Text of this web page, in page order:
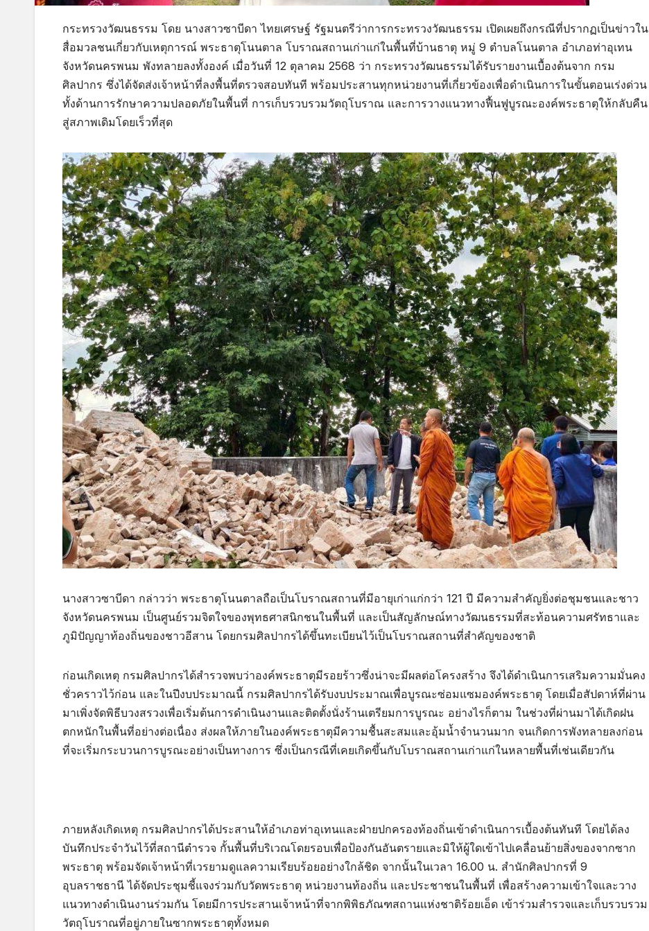
กระทรวงวัฒนธรรม โดย นางสาวซาบีดา ไทยเศรษฐ์ รัฐมนตรีว่าการกระทรวงวัฒนธรรม เปิดเผยถึงกรณีที่ปรากฏเป็นข่าวใน
สื่อมวลชนเกี่ยวกับเหตุการณ์ พระธาตุโนนตาล โบราณสถานเก่าแก่ในพื้นที่บ้านธาตุ หมู่ 9 ตำบลโนนตาล อำเภอท่าอุเทน
จังหวัดนครพนม พังทลายลงทั้งองค์ เมื่อวันที่ 12 ตุลาคม 2568 ว่า กระทรวงวัฒนธรรมได้รับรายงานเบื้องต้นจาก กรม
ศิลปากร ซึ่งได้จัดส่งเจ้าหน้าที่ลงพื้นที่ตรวจสอบทันที พร้อมประสานทุกหน่วยงานที่เกี่ยวข้องเพื่อดำเนินการในขั้นตอนเร่งด่วน
ทั้งด้านการรักษาความปลอดภัยในพื้นที่ การเก็บรวบรวมวัตถุโบราณ และการวางแนวทางฟื้นฟูบูรณะองค์พระธาตุให้กลับคืน
สู่สภาพเดิมโดยเร็วที่สุด
นางสาวซาบีดา กล่าวว่า พระธาตุโนนตาลถือเป็นโบราณสถานที่มีอายุเก่าแก่กว่า 121 ปี มีความสำคัญยิ่งต่อชุมชนและชาว
จังหวัดนครพนม เป็นศูนย์รวมจิตใจของพุทธศาสนิกชนในพื้นที่ และเป็นสัญลักษณ์ทางวัฒนธรรมที่สะท้อนความศรัทธาและ
ภูมิปัญญาท้องถิ่นของชาวอีสาน โดยกรมศิลปากรได้ขึ้นทะเบียนไว้เป็นโบราณสถานที่สำคัญของชาติ
ก่อนเกิดเหตุ กรมศิลปากรได้สำรวจพบว่าองค์พระธาตุมีรอยร้าวซึ่งน่าจะมีผลต่อโครงสร้าง จึงได้ดำเนินการเสริมความมั่นคง
ชั่วคราวไว้ก่อน และในปีงบประมาณนี้ กรมศิลปากรได้รับงบประมาณเพื่อบูรณะซ่อมแซมองค์พระธาตุ โดยเมื่อสัปดาห์ที่ผ่าน
มาเพิ่งจัดพิธีบวงสรวงเพื่อเริ่มต้นการดำเนินงานและติดตั้งนั่งร้านเตรียมการบูรณะ อย่างไรก็ตาม ในช่วงที่ผ่านมาได้เกิดฝน
ตกหนักในพื้นที่อย่างต่อเนื่อง ส่งผลให้ภายในองค์พระธาตุมีความชื้นสะสมและอุ้มน้ำจำนวนมาก จนเกิดการพังทลายลงก่อน
ที่จะเริ่มกระบวนการบูรณะอย่างเป็นทางการ ซึ่งเป็นกรณีที่เคยเกิดขึ้นกับโบราณสถานเก่าแก่ในหลายพื้นที่เช่นเดียวกัน
ภายหลังเกิดเหตุ กรมศิลปากรได้ประสานให้อำเภอท่าอุเทนและฝ่ายปกครองท้องถิ่นเข้าดำเนินการเบื้องต้นทันที โดยได้ลง
บันทึกประจำวันไว้ที่สถานีตำรวจ กั้นพื้นที่บริเวณโดยรอบเพื่อป้องกันอันตรายและมิให้ผู้ใดเข้าไปเคลื่อนย้ายสิ่งของจากซาก
พระธาตุ พร้อมจัดเจ้าหน้าที่เวรยามดูแลความเรียบร้อยอย่างใกล้ชิด จากนั้นในเวลา 16.00 น. สำนักศิลปากรที่ 9
อุบลราชธานี ได้จัดประชุมชี้แจงร่วมกับวัดพระธาตุ หน่วยงานท้องถิ่น และประชาชนในพื้นที่ เพื่อสร้างความเข้าใจและวาง
แนวทางดำเนินงานร่วมกัน โดยมีการประสานเจ้าหน้าที่จากพิพิธภัณฑสถานแห่งชาติร้อยเอ็ด เข้าร่วมสำรวจและเก็บรวบรวม
วัตถุโบราณที่อยู่ภายในซากพระธาตุทั้งหมด